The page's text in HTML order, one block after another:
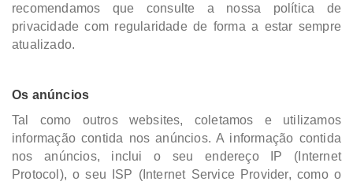
recomendamos que consulte a nossa política de
privacidade com regularidade de forma a estar sempre
atualizado.
Os anúncios
Tal como outros websites, coletamos e utilizamos
informação contida nos anúncios. A informação contida
nos anúncios, inclui o seu endereço IP (Internet
Protocol), o seu ISP (Internet Service Provider, como o